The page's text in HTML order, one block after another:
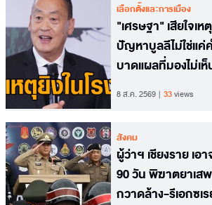
เลือกตั้งและการเมือง
"เศรษฐา" เสียใจเห
ปัญหาบูลลีไม่ใช่แค่
บาดแผลที่มองไม่เห็
8 ส.ค. 2569 33views
สังคม
ผู้ว่าฯ เชียงราย เอ
90 วัน พิฆาตยาเส
กวาดล้าง-รีเอกซเ